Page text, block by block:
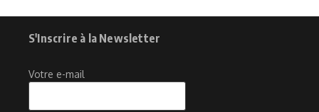
S'Inscrire à la Newsletter
Votre e-mail